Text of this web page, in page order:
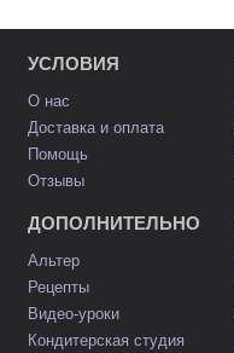
УСЛОВИЯ
О нас
Доставка и оплата
Помощь
Отзывы
ДОПОЛНИТЕЛЬНО
Альтер
Рецепты
Видео-уроки
Кондитерская студия